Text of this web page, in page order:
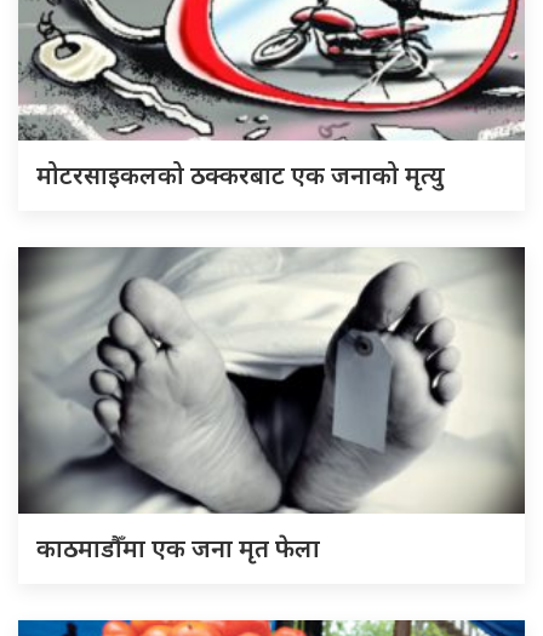
मोटरसाइकलको ठक्करबाट एक जनाको मृत्यु
काठमाडौँमा एक जना मृत फेला